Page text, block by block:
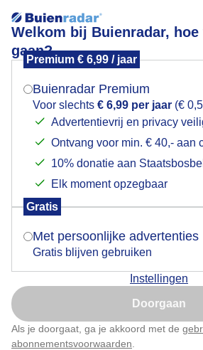
Welkom bij Buienradar,
gaan?
Premium € 6,99 / jaar
Buienradar Premium
Voor slechts € 6,99 per jaar (€
Advertentievrij en privacy
Ontvang voor min. € 40,- aan
10% donatie aan
Elk moment opzegbaar
Gratis
Met persoonlijke advertenties
Gratis blijven gebruiken
Instellingen
Doorgaan
Als je doorgaat, ga je akkoord met de
abonnementsvoorwaarden
lievevrouwebedstro
In bloei in het bos, een plantje met
verhaal.
Mogen we je locatie
Indien je hier nog geen akkoord
verschijnt er zo een pop-up uit
Is goed, toon de
Nu niet, misschien
Klik hierom dit aan te